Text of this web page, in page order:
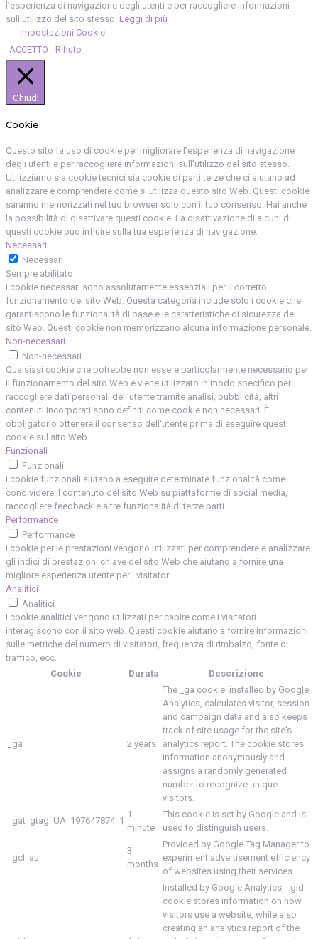
l’esperienza di navigazione degli utenti e per raccogliere informazioni
sull'utilizzo del sito stesso. Leggi di più
Impostazioni Cookie
ACCETTO
Rifiuto
Chiudi
Cookie
Questo sito fa uso di cookie per migliorare l’esperienza di navigazione
degli utenti e per raccogliere informazioni sull’utilizzo del sito stesso.
Utilizziamo sia cookie tecnici sia cookie di parti terze che ci aiutano ad
analizzare e comprendere come si utilizza questo sito Web. Questi cookie
saranno memorizzati nel tuo browser solo con il tuo consenso. Hai anche
la possibilità di disattivare questi cookie. La disattivazione di alcuni di
questi cookie può influire sulla tua esperienza di navigazione.
Necessari
Necessari
Sempre abilitato
I cookie necessari sono assolutamente essenziali per il corretto
funzionamento del sito Web. Questa categoria include solo i cookie che
garantiscono le funzionalità di base e le caratteristiche di sicurezza del
sito Web. Questi cookie non memorizzano alcuna informazione personale.
Non-necessari
Non-necessari
Qualsiasi cookie che potrebbe non essere particolarmente necessario per
il funzionamento del sito Web e viene utilizzato in modo specifico per
raccogliere dati personali dell'utente tramite analisi, pubblicità, altri
contenuti incorporati sono definiti come cookie non necessari. È
obbligatorio ottenere il consenso dell'utente prima di eseguire questi
cookie sul sito Web.
Funzionali
Funzionali
I cookie funzionali aiutano a eseguire determinate funzionalità come
condividere il contenuto del sito Web su piattaforme di social media,
raccogliere feedback e altre funzionalità di terze parti.
Performance
Performance
I cookie per le prestazioni vengono utilizzati per comprendere e analizzare
gli indici di prestazioni chiave del sito Web che aiutano a fornire una
migliore esperienza utente per i visitatori.
Analitici
Analitici
I cookie analitici vengono utilizzati per capire come i visitatori
interagiscono con il sito web. Questi cookie aiutano a fornire informazioni
sulle metriche del numero di visitatori, frequenza di rimbalzo, fonte di
traffico, ecc.
Cookie
Durata Descrizione
_ga 2 years
The _ga cookie, installed by Google
Analytics, calculates visitor, session
and campaign data and also keeps
track of site usage for the site's
analytics report. The cookie stores
information anonymously and
assigns a randomly generated
number to recognize unique
visitors.
_gat_gtag_UA_197647874_1
1
minute
This cookie is set by Google and is
used to distinguish users.
_gcl_au
3
months
Provided by Google Tag Manager to
experiment advertisement efficiency
of websites using their services.
Installed by Google Analytics, _gid
cookie stores information on how
visitors use a website, while also
creating an analytics report of the